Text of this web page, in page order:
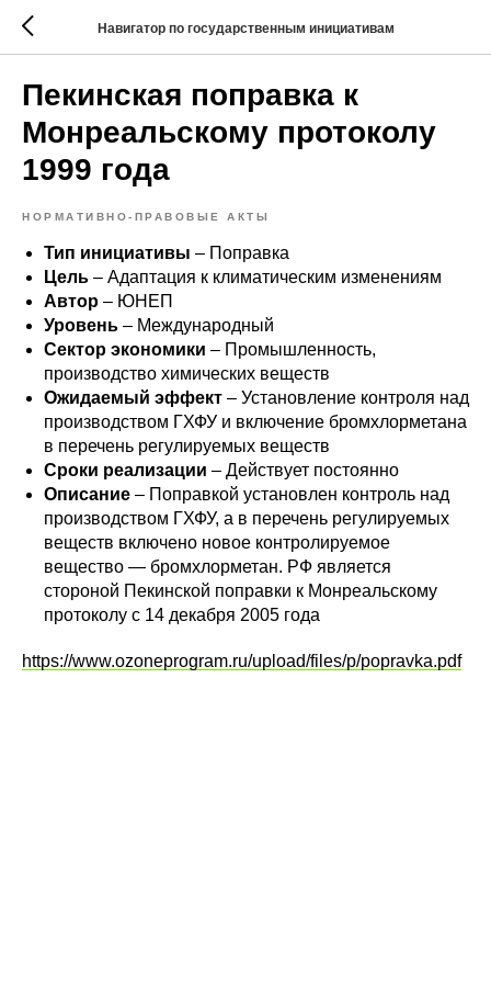
Навигатор по государственным инициативам
Пекинская поправка к
Монреальскому протоколу
1999 года
НОРМАТИВНО-ПРАВОВЫЕ АКТЫ
Тип инициативы – Поправка
Цель – Адаптация к климатическим изменениям
Автор – ЮНЕП
Уровень – Международный
Сектор экономики – Промышленность,
производство химических веществ
Ожидаемый эффект – Установление контроля над
производством ГХФУ и включение бромхлорметана
в перечень регулируемых веществ
Сроки реализации – Действует постоянно
Описание – Поправкой установлен контроль над
производством ГХФУ, а в перечень регулируемых
веществ включено новое контролируемое
вещество — бромхлорметан. РФ является
стороной Пекинской поправки к Монреальскому
протоколу с 14 декабря 2005 года
https://www.ozoneprogram.ru/upload/files/p/popravka.pdf